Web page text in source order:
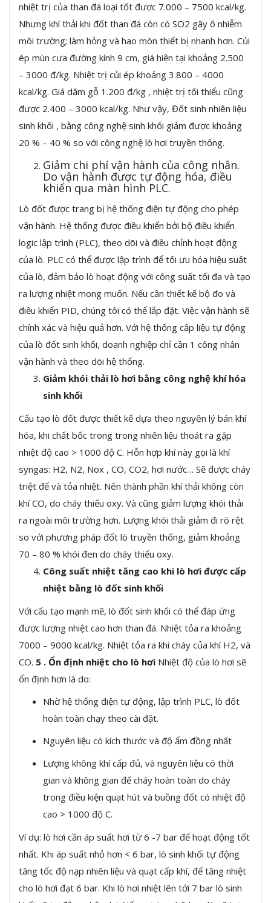
nhiệt trị của than đá loại tốt được 7.000 – 7500 kcal/kg.
Nhưng khí thải khi đốt than đá còn có SO2 gây ô nhiễm
môi trường; làm hỏng và hao mòn thiết bị nhanh hơn. Củi
ép mùn cưa đường kính 9 cm, giá hiện tại khoảng 2.500
– 3000 đ/kg. Nhiệt trị củi ép khoảng 3.800 – 4000
kcal/kg. Giá dăm gỗ 1.200 đ/kg , nhiệt trị tối thiểu cũng
được 2.400 – 3000 kcal/kg. Như vậy, Đốt sinh nhiên liệu
sinh khối , bằng công nghệ sinh khối giảm được khoảng
20 % – 40 % so với công nghệ lò hơi truyền thống.
Giảm chi phí vận hành của công nhân.
Do vận hành được tự động hóa, điều
khiển qua màn hình PLC.
Lò đốt được trang bị hệ thống điện tự động cho phép
vận hành. Hệ thống được điều khiển bởi bộ điều khiển
logic lập trình (PLC), theo dõi và điều chỉnh hoạt động
của lò. PLC có thể được lập trình để tối ưu hóa hiệu suất
của lò, đảm bảo lò hoạt động với công suất tối đa và tạo
ra lượng nhiệt mong muốn. Nếu cần thiết kế bộ đo và
điều khiển PID, chúng tôi có thể lắp đặt. Việc vận hành sẽ
chính xác và hiệu quả hơn. Với hệ thống cấp liệu tự động
của lò đốt sinh khối, doanh nghiệp chỉ cần 1 công nhân
vận hành và theo dõi hệ thống.
Giảm khói thải lò hơi bằng công nghệ khí hóa
sinh khối
Cấu tạo lò đốt được thiết kế dựa theo nguyên lý bán khí
hóa, khi chất bốc trong trong nhiên liệu thoát ra gặp
nhiệt độ cao > 1000 độ C. Hỗn hợp khí này gọi là khí
syngas: H2, N2, Nox , CO, CO2, hơi nước… Sẽ được cháy
triệt để và tỏa nhiệt. Nên thành phần khí thải không còn
khí CO, do cháy thiếu oxy. Và cũng giảm lượng khói thải
ra ngoài môi trường hơn. Lượng khói thải giảm đi rõ rệt
so với phương pháp đốt lò truyền thống, giảm khoảng
70 – 80 % khói đen do cháy thiếu oxy.
Công suất nhiệt tăng cao khi lò hơi được cấp
nhiệt bằng lò đốt sinh khối
Với cấu tạo mạnh mẽ, lò đốt sinh khối có thể đáp ứng
được lượng nhiệt cao hơn than đá. Nhiệt tỏa ra khoảng
7000 – 9000 kcal/kg. Nhiệt tỏa ra khi cháy của khí H2, và
CO. 5 . Ổn định nhiệt cho lò hơi Nhiệt độ của lò hơi sẽ
ổn định hơn là do:
Nhờ hệ thống điện tự động, lập trình PLC, lò đốt
hoàn toàn chạy theo cài đặt.
Nguyên liệu có kích thước và độ ẩm đồng nhất
Lượng không khí cấp đủ, và nguyên liệu có thời
gian và không gian để cháy hoàn toàn do cháy
trong điều kiện quạt hút và buồng đốt có nhiệt độ
cao > 1000 độ C.
Ví dụ: lò hơi cần áp suất hơi từ 6 -7 bar để hoạt động tốt
nhất. Khi áp suất nhỏ hơn < 6 bar, lò sinh khối tự động
tăng tốc độ nạp nhiên liệu và quạt cấp khí, để tăng nhiệt
cho lò hơi đạt 6 bar. Khi lò hơi nhiệt lên tới 7 bar lò sinh